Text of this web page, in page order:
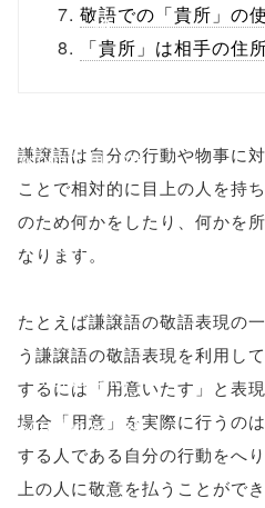
line10
/1050253"
w.open(this.hre
f, 'Gwindow',
'width=550,
menubar=no,
toolbar=no,
scrollbars=yes'
); return
敬語での「貴所」の
「貴所」は相手の住
謙譲語は自分の行動や物事に
ことで相対的に目上の人を持
のため何かをしたり、何かを
なります。
たとえば謙譲語の敬語表現の
う謙譲語の敬語表現を利用し
するには「用意いたす」と表
場合「用意」を実際に行うの
する人である自分の行動をへ
上の人に敬意を払うことができ